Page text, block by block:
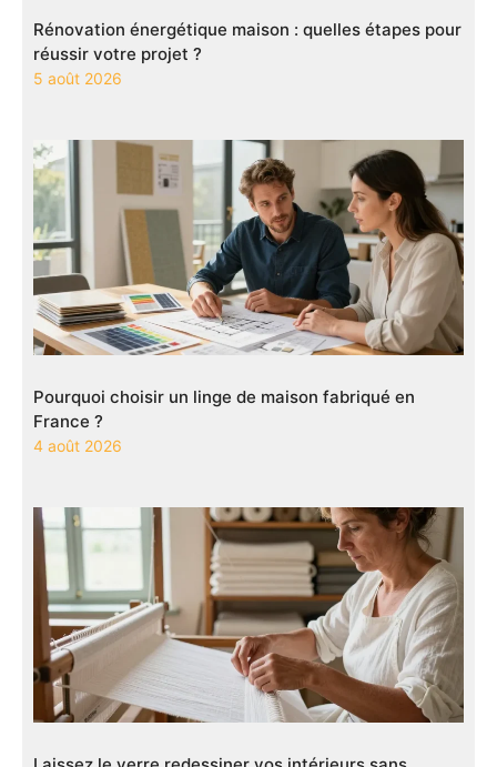
Rénovation énergétique maison : quelles étapes pour
réussir votre projet ?
5 août 2026
Pourquoi choisir un linge de maison fabriqué en
France ?
4 août 2026